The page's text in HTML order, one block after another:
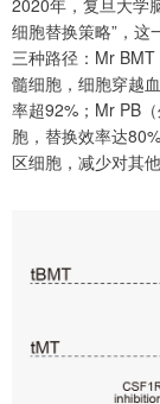
细胞替换策略”，这
三种路径：Mr
髓细胞，细胞穿越
率超92%；Mr PB
胞，替换效率达
区细胞，减少对其他